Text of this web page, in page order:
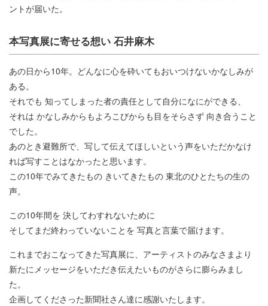
ントが届いた。
本写真展に寄せる想い 石井麻木
あの日から10年。どんなに心を砕いてもおいつけないかなしみが
ある。
それでも 知ってしまった者の責任として自分になにができる、
それは かなしみからもよろこびからも目をそらさず 向き合うこと
でした。
あのとき避難所で、写して伝えてほしいという声をいただかなけ
れば写すことはなかったと思います。
この10年でみてきたもの きいてきたもの 東北のひとたちの生の
声。
この10年間を 決してわすれないために
そしてまだ終わっていないことを 写真と言葉で届けます。
これまでおこなってきた写真展に、アーティストのみなさまより
新たにメッセージをいただき伝えたいものがさらに膨らみまし
た。
企画してくださった新聞社さん達に感謝いたします。